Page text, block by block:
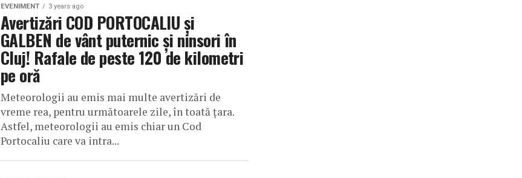
EVENIMENT 3 years ago
Avertizări COD PORTOCALIU și
GALBEN de vânt puternic și ninsori în
Cluj! Rafale de peste 120 de kilometri
pe oră
Meteorologii au emis mai multe avertizări de
vreme rea, pentru următoarele zile, în toată țara.
Astfel, meteorologii au emis chiar un Cod
Portocaliu care va intra...